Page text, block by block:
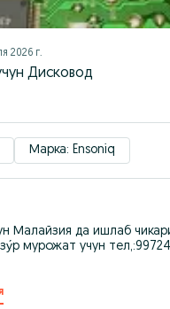
2026 г.
Дисковод
Марка: Ensoniq
Малайзия да ишлаб
мурожат учун